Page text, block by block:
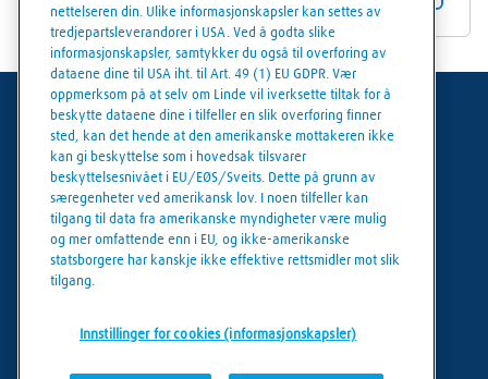
Generelle vilkår
Juridisk informasjon
Personvern
Cookies policy
nettelseren din. Ulike informasjonskapsler kan settes av
tredjepartsleverandører i USA. Ved å godta slike
informasjonskapsler, samtykker du også til overføring av
dataene dine til USA iht. til Art. 49 (1) EU GDPR. Vær
oppmerksom på at selv om Linde vil iverksette tiltak for å
beskytte dataene dine i tilfeller en slik overføring finner
sted, kan det hende at den amerikanske mottakeren ikke
kan gi beskyttelse som i hovedsak tilsvarer
beskyttelsesnivået i EU/EØS/Sveits. Dette på grunn av
særegenheter ved amerikansk lov. I noen tilfeller kan
tilgang til data fra amerikanske myndigheter være mulig
og mer omfattende enn i EU, og ikke-amerikanske
statsborgere har kanskje ikke effektive rettsmidler mot slik
tilgang.
Innstillinger for cookies (informasjonskapsler)